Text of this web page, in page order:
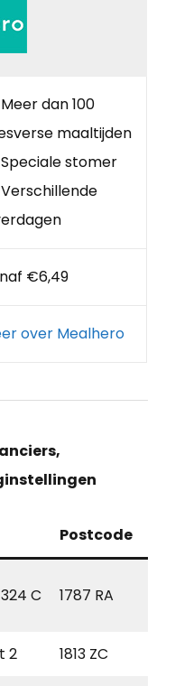
Meer dan 100
maaltijden
Speciale stomer
Verschillende
€6,49
over Mealhero
Postcode
C 1787 RA
2 1813 ZC